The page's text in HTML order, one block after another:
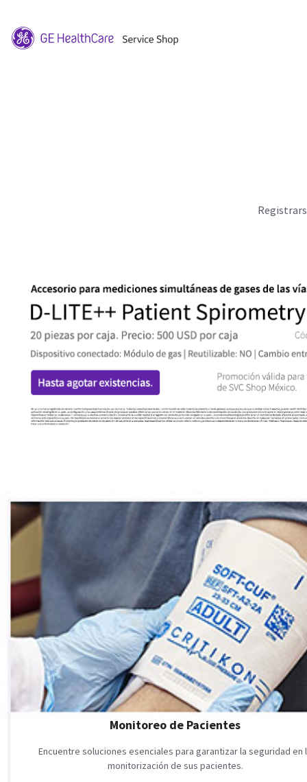
Monitoreo de Pacientes
Encuentre soluciones esenciales para garantizar la seguridad en
monitorización de sus pacientes.